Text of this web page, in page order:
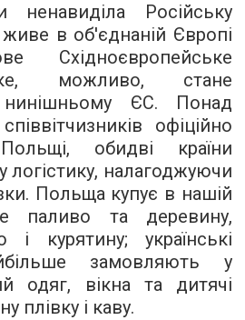
Російську
в об'єднаній Європі
можливо, стане
нинішньому ЄС. Понад
офіційно
обидві країни
налагоджуючи
Польща купує в нашій
паливо та деревину,
курятину; українські
замовляють у
одяг, вікна та дитячі
плівку і каву.